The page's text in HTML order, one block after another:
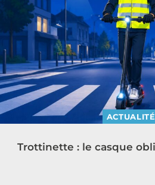
Trottinette : le casque